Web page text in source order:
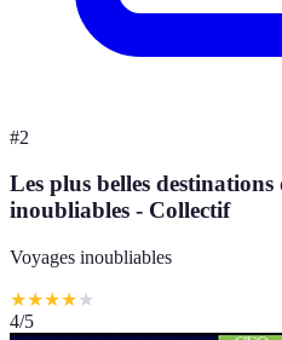
#2
Les plus belles
inoubliables - Collectif
Voyages inoubliables
★★★★★
4/5